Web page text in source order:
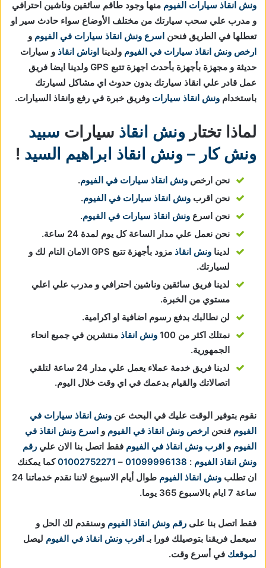
ونش انقاذ سيارات الفيوم منها وجود طاقم سائقين وناشين احترافي
و مدرب علي سحب سيارتك من مختلف الأوضاع سواء حادث سير او
تعطلها في الطريق فنحن اسرع ونش انقاذ سيارات في الفيوم و
ارخص ونش انقاذ سيارات في الفيوم ولدينا اوناش انقاذ و سيارات
حديثة و مجهزة بأجهزة بأحدث اجهزة تتبع GPS ولدينا ايضا فريق
عمل قادر علي انقاذ سيارتك بدون حدوث اي مشاكل لسيارتك
باستخدام ونش انقاذ سيارات وفريق خبرة في رفع وانقاذ السيارات.
لماذا تختار ونش انقاذ سيارات سبيد
ونش كار – ونش انقاذ ابراهيم السيد !
نحن ارخص ونش انقاذ سيارات في الفيوم.
نحن اقرب ونش انقاذ سيارات في الفيوم.
نحن اسرع ونش انقاذ سيارات في الفيوم.
نحن نعمل علي مدار الساعة كل يوم لمدة 24 ساعة.
لدينا ونش انقاذ
مزود بأجهزة تتبع GPS الامان التام لك و
لسيارتك.
لدينا فريق سائقين وناشين احترافي و مدرب علي اعلي
مستوي من الخبرة.
لن نطالبك بدفع رسوم اضافية او اكرامية.
نمتلك اكثر من 100
ونش انقاذ منتشرين في جميع انحاء
الجمهورية.
لدينا فريق خدمة عملاء يعمل علي مدار 24 ساعة لتلقي
اتصالاتك والقيام بدعمك في اي وقت خلال اليوم.
نقوم بتوفير الوقت عليك في البحث عن ونش انقاذ سيارات في
الفيوم فنحن ارخص ونش انقاذ في الفيوم و اسرع ونش انقاذ في
الفيوم و اقرب ونش انقاذ في الفيوم فقط اتصل بنا الان علي رقم
ونش انقاذ الفيوم :
01099996138
–
01002752271كما يمكنك
ان تطلب ونش انقاذ الفيوم
طوال أيام الاسبوع لاننا نقدم خدماتنا 24
ساعة 7 ايام بالاسبوع 365 يوما.
فقط اتصل بنا على رقم ونش انقاذ الفيوم وسنقدم لك الحل و
سيعمل فريقنا بتوصيلك فورا بـ اقرب ونش انقاذ في الفيوم ليصل
لموقعك في أسرع وقت.